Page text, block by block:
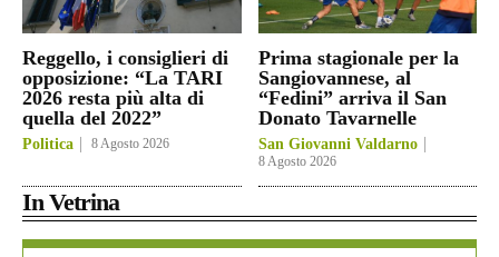
Reggello, i consiglieri di
opposizione: “La TARI
2026 resta più alta di
quella del 2022”
Politica 8 Agosto 2026
Prima stagionale per la
Sangiovannese, al
“Fedini” arriva il San
Donato Tavarnelle
San Giovanni Valdarno
8 Agosto 2026
In Vetrina